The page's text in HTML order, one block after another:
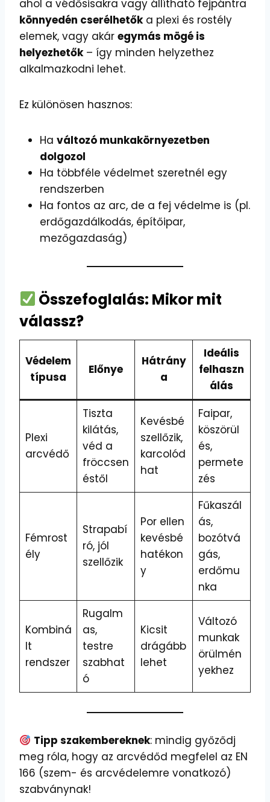
ahol a védősisakra vagy állítható fejpántra
könnyedén cserélhetőka plexi és rostély
elemek, vagy akár egymás mögé is
helyezhetők– így minden helyzethez
alkalmazkodni lehet.
Ez különösen hasznos:
Ha változó munkakörnyezetben
dolgozol
Ha többféle védelmet szeretnél egy
rendszerben
Ha fontos az arc, de a fej védelme is (pl.
erdőgazdálkodás, építőipar,
mezőgazdaság)
Összefoglalás: Mikor mit
válassz?
Védelem
típusa
Előnye
Hátrány
a
Ideális
felhaszn
álás
Plexi
arcvédő
Tiszta
kilátás,
véd a
fröccsen
éstől
Kevésbé
szellőzik,
karcolód
hat
Faipar,
köszörül
és,
permete
zés
Fémrost
ély
Strapabí
ró, jól
szellőzik
Por ellen
kevésbé
hatékon
y
Fűkaszál
ás,
bozótvá
gás,
erdőmu
nka
Kombiná
lt
rendszer
Rugalm
as,
testre
szabhat
ó
Kicsit
drágább
lehet
Változó
munkak
örülmén
yekhez
Tipp szakembereknek: mindig győződj
meg róla, hogy az arcvédőd megfelel az EN
166 (szem- és arcvédelemre vonatkozó)
szabványnak!